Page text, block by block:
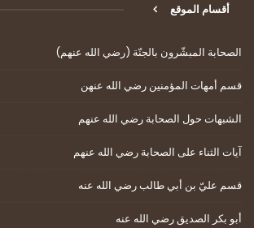
أقسام الموقع
الصحابة المبشّرون بالجنّة (رضي الله عنهم)
قسم أمهات المؤمنين رضي الله عنهن
الشبهات حول الصحابة رضي الله عنهم
آيات الثناء على الصحابة رضي الله عنهم
قسم عليّ بن أبي طالب رضي الله عنه
أبو بكر الصديق رضي الله عنه